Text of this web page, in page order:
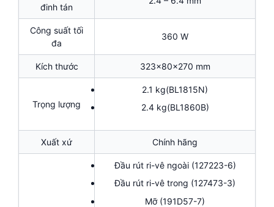
đinh tán
Công suất tối
đa
360 W
Kích thước 323x80x270 mm
Trọng lượng
2.1 kg(BL1815N)
2.4 kg(BL1860B)
Xuất xứ Chính hãng
Đầu rút ri-vê ngoài (127223-6)
Đầu rút ri-vê trong (127473-3)
Mỡ (191D57-7)